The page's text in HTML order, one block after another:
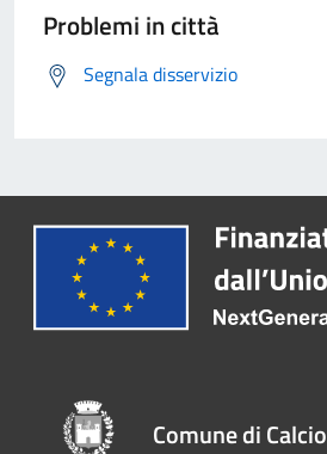
Problemi in città
Segnala disservizio
Comune di Calcio